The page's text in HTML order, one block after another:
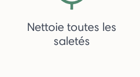
Nettoie toutes les
saletés